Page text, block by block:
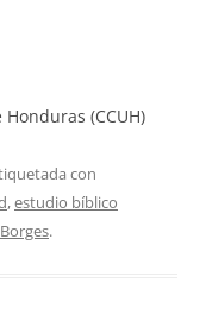
(CCUH)
con
,estudio bíblico
.